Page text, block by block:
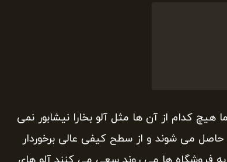
هیچ کدام از آن ها مثل آلو بخارا نیشابور نمی
می شوند و از سطح کیفی عالی برخوردار